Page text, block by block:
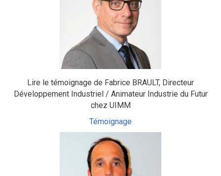
Lire le témoignage de Fabrice BRAULT, Directeur
Développement Industriel / Animateur Industrie du Futur
chez UIMM
Témoignage